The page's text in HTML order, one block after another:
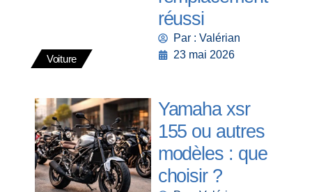
Voiture
réussi
Par : Valérian
23 mai 2026
Yamaha xsr
155 ou autres
modèles : que
choisir ?